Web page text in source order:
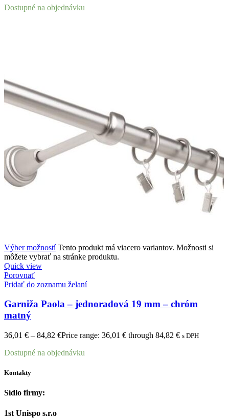
Dostupné na objednávku
Výber možností Tento produkt má viacero variantov. Možnosti si
môžete vybrať na stránke produktu.
Quick view
Porovnať
Pridať do zoznamu želaní
Garniža Paola – jednoradová 19 mm – chróm
matný
36,01 € – 84,82 €Price range: 36,01 € through 84,82 € s DPH
Dostupné na objednávku
Kontakty
Sídlo firmy:
1st Unispo s.r.o